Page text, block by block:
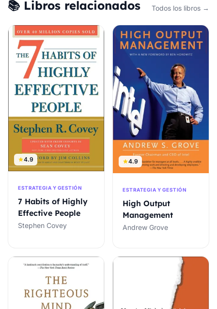
📚 Libros relacionados Todos los libros →
4.9
ESTRATEGIA Y GESTIÓN
7 Habits of Highly
Effective People
Stephen Covey
4.9
ESTRATEGIA Y GESTIÓN
High Output
Management
Andrew Grove